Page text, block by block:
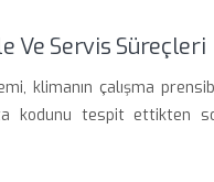
Ve Servis Süreçleri
klimanın çalışma
kodunu tespit ettikten